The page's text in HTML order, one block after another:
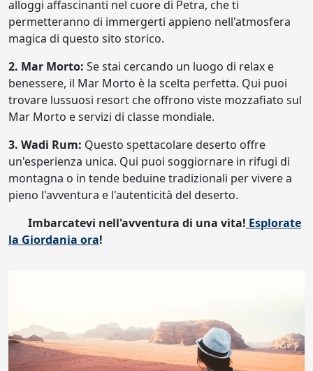
alloggi affascinanti nel cuore di Petra, che ti
permetteranno di immergerti appieno nell'atmosfera
magica di questo sito storico.
2. Mar Morto: Se stai cercando un luogo di relax e
benessere, il Mar Morto è la scelta perfetta. Qui puoi
trovare lussuosi resort che offrono viste mozzafiato sul
Mar Morto e servizi di classe mondiale.
3. Wadi Rum: Questo spettacolare deserto offre
un'esperienza unica. Qui puoi soggiornare in rifugi di
montagna o in tende beduine tradizionali per vivere a
pieno l'avventura e l'autenticità del deserto.
Imbarcatevi nell'avventura di una vita! Esplorate
la Giordania ora!